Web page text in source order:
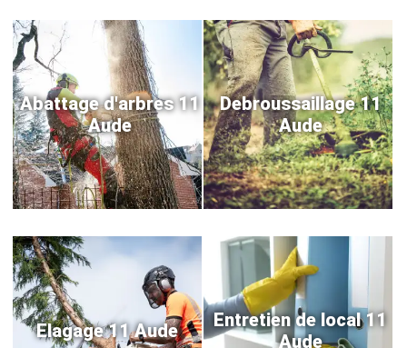
Abattage d'arbres 11
Aude
Debroussaillage 11
Aude
Elagage 11 Aude
Entretien de local 11
Aude